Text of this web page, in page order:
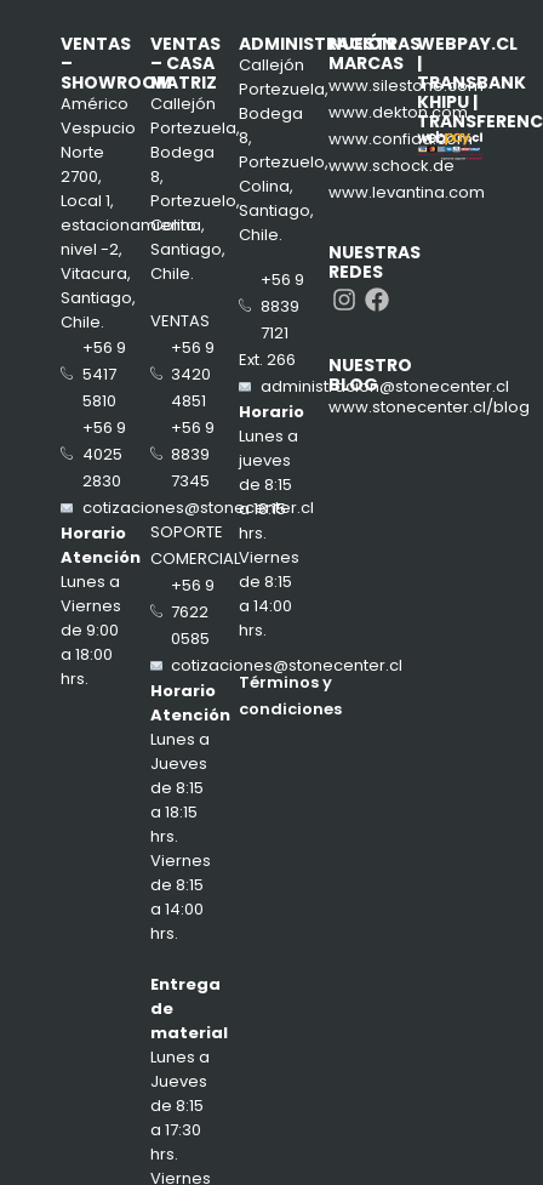
VENTAS
–
SHOWROOM
Américo
Vespucio
Norte
2700,
Local 1,
estacionamiento
nivel -2,
Vitacura,
Santiago,
Chile.
+56 9
5417
5810
+56 9
4025
2830
cotizaciones@stonecenter.cl
Horario
Atención
Lunes a
Viernes
de 9:00
a 18:00
hrs.
VENTAS
– CASA
MATRIZ
Callejón
Portezuela,
Bodega
8,
Portezuelo,
Colina,
Santiago,
Chile.
VENTAS
+56 9
3420
4851
+56 9
8839
7345
SOPORTE
COMERCIAL
+56 9
7622
0585
cotizaciones@stonecenter.cl
Horario
Atención
Lunes a
Jueves
de 8:15
a 18:15
hrs.
Viernes
de 8:15
a 14:00
hrs.
Entrega
de
material
Lunes a
Jueves
de 8:15
a 17:30
hrs.
Viernes
ADMINISTRACIÓN
Callejón
Portezuela,
Bodega
8,
Portezuelo,
Colina,
Santiago,
Chile.
+56 9
8839
7121
Ext. 266
administracion@stonecenter.cl
Horario
Lunes a
jueves
de 8:15
a 18:15
hrs.
Viernes
de 8:15
a 14:00
hrs.
Términos y
condiciones
NUESTRAS
MARCAS
www.silestone.com
www.dekton.com
www.confiad.com
www.schock.de
www.levantina.com
NUESTRAS
REDES
Instagram
Facebook
NUESTRO
BLOG
www.stonecenter.cl/blog
WEBPAY.CL
|
TRANSBANK
KHIPU |